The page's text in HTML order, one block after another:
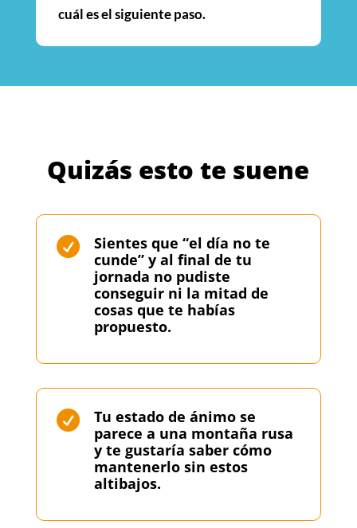
cuál es el siguiente paso.
Quizás esto te suene

Sientes que “el día no te
cunde” y al final de tu
jornada no pudiste
conseguir ni la mitad de
cosas que te habías
propuesto.

Tu estado de ánimo se
parece a una montaña rusa
y te gustaría saber cómo
mantenerlo sin estos
altibajos.